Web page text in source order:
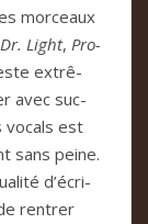
mor­ceaux
Light, Pro­
extrê­
avec suc­
vocals est
sans peine.
d’écri­
ren­trer